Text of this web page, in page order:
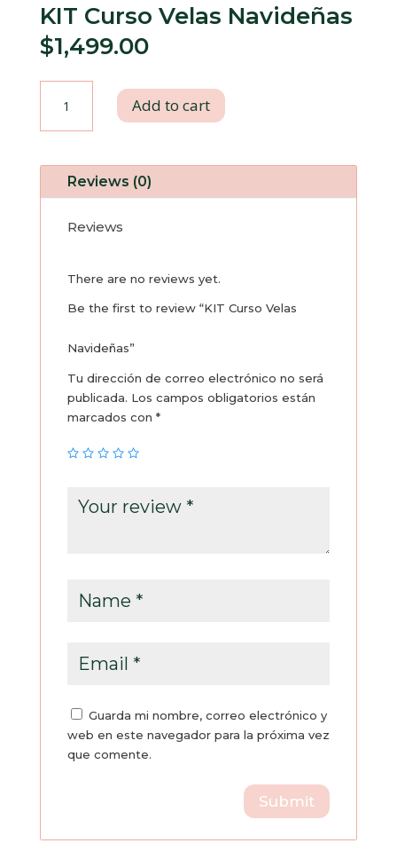
KIT Curso Velas Navideñas
$1,499.00
KIT
Velas
Navideñas
Add to cart
Reviews (0)
Reviews
There are no reviews yet.
Be the first to review “KIT Curso Velas
Navideñas”
Tu dirección de correo electrónico no será
publicada. Los campos obligatorios están
marcados con *
Guarda mi nombre, correo electrónico y
web en este navegador para la próxima vez
que comente.